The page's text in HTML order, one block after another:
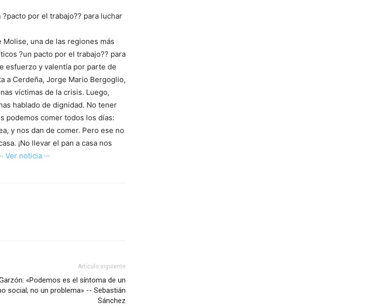
por el trabajo?? para luchar
una de las regiones más
?un pacto por el trabajo?? para
esfuerzo y valentía por parte de
a Cerdeña, Jorge Mario Bergoglio,
víctimas de la crisis. Luego,
hablado de dignidad. No tener
podemos comer todos los días:
y nos dan de comer. Pero ese no
¡No llevar el pan a casa nos
Ver noticia ···
Artículo siguiente
«Podemos es el síntoma de un
social; no un problema» -- Sebastián
Sánchez